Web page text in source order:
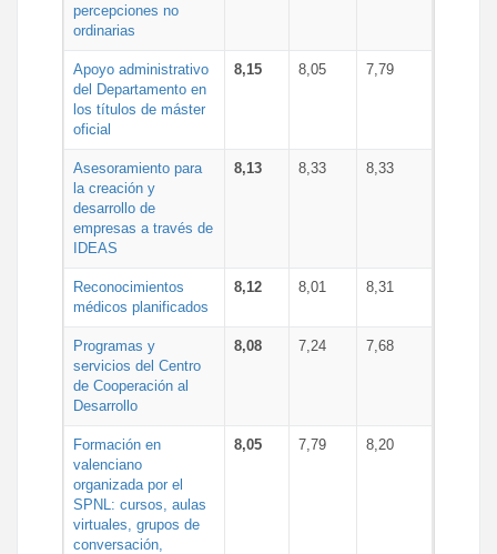
percepciones no
ordinarias
Apoyo administrativo
del Departamento en
los títulos de máster
oficial
8,15 8,05 7,79
Asesoramiento para
la creación y
desarrollo de
empresas a través de
IDEAS
8,13 8,33 8,33
Reconocimientos
médicos planificados
8,12 8,01 8,31
Programas y
servicios del Centro
de Cooperación al
Desarrollo
8,08 7,24 7,68
Formación en
valenciano
organizada por el
SPNL: cursos, aulas
virtuales, grupos de
conversación,
8,05 7,79 8,20